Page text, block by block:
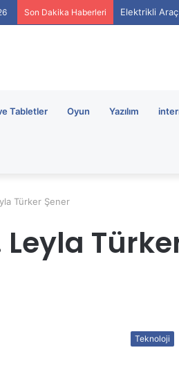
Son Dakika Haberleri Elektrikli Araç
Tabletler Oyun Yazılım
Türker Şener
Leyla
Teknoloji